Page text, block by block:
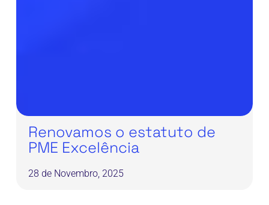
Renovamos o estatuto de
PME Excelência
28 de Novembro, 2025